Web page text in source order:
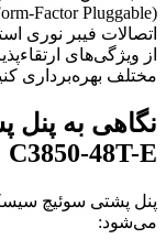
اتصالات فیبر نوری
از ویژگی‌های
مختلف بهره‌برداری
نگاهی به
C3850-48T-E
می‌شود: